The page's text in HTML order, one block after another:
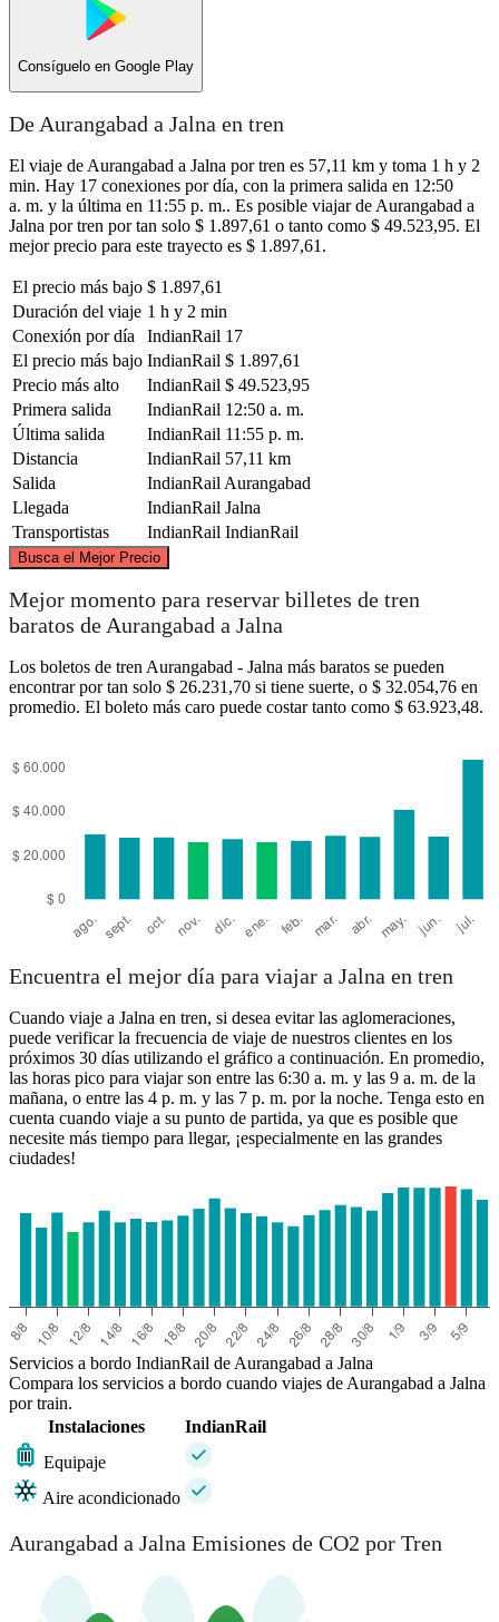
Consíguelo en Google Play
De Aurangabad a Jalna en tren
El viaje de Aurangabad a Jalna por tren es 57,11 km y toma 1 h y 2
min. Hay 17 conexiones por día, con la primera salida en 12:50
a. m. y la última en 11:55 p. m.. Es posible viajar de Aurangabad a
Jalna por tren por tan solo $ 1.897,61 o tanto como $ 49.523,95. El
mejor precio para este trayecto es $ 1.897,61.
El precio más bajo $ 1.897,61
Duración del viaje 1 h y 2 min
Conexión por día
IndianRail 17
El precio más bajo IndianRail $ 1.897,61
Precio más alto
IndianRail $ 49.523,95
Primera salida
IndianRail 12:50 a. m.
Última salida
IndianRail 11:55 p. m.
Distancia
IndianRail 57,11 km
Salida
IndianRail Aurangabad
Llegada
IndianRail Jalna
Transportistas
IndianRail IndianRail
Busca el Mejor Precio
Aurangabad
Jalna
©CARTO
Mejor momento para reservar billetes de tren
baratos de Aurangabad a Jalna
Los boletos de tren Aurangabad - Jalna más baratos se pueden
encontrar por tan solo $ 26.231,70 si tiene suerte, o $ 32.054,76 en
promedio. El boleto más caro puede costar tanto como $ 63.923,48.
Encuentra el mejor día para viajar a Jalna en tren
Cuando viaje a Jalna en tren, si desea evitar las aglomeraciones,
puede verificar la frecuencia de viaje de nuestros clientes en los
próximos 30 días utilizando el gráfico a continuación. En promedio,
las horas pico para viajar son entre las 6:30 a. m. y las 9 a. m. de la
mañana, o entre las 4 p. m. y las 7 p. m. por la noche. Tenga esto en
cuenta cuando viaje a su punto de partida, ya que es posible que
necesite más tiempo para llegar, ¡especialmente en las grandes
ciudades!
Servicios a bordo IndianRail de Aurangabad a Jalna
Compara los servicios a bordo cuando viajes de Aurangabad a Jalna
por train.
Instalaciones
IndianRail
Equipaje
Aire acondicionado
Aurangabad a Jalna Emisiones de CO2 por Tren